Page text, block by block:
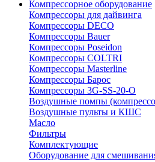
Компрессорное оборудование
Компрессоры для дайвинга
Компрессоры DECO
Компрессоры Bauer
Компрессоры Poseidon
Компрессоры COLTRI
Компрессоры Masterline
Компрессоры Барос
Компрессоры 3G-SS-20-O
Воздушные помпы
Воздушные пульты и КШС
Масло
Фильтры
Комплектующие
Оборудование для